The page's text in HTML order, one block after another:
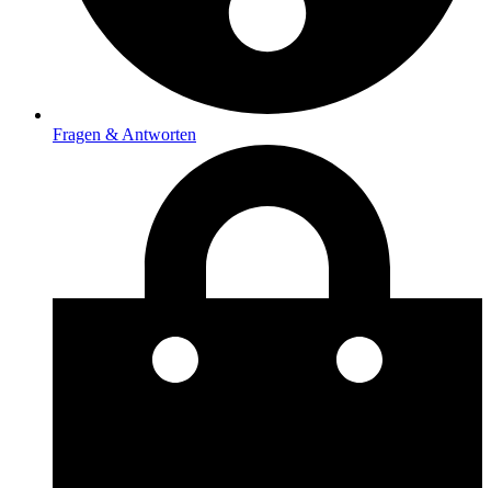
Fragen & Antworten